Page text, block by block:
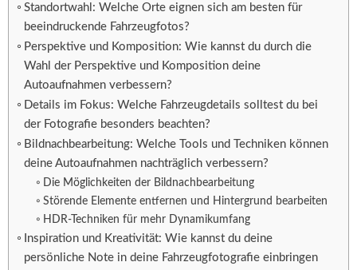
Standortwahl: Welche Orte eignen sich am besten für
beeindruckende Fahrzeugfotos?
Perspektive und Komposition: Wie kannst du durch die
Wahl der Perspektive und Komposition deine
Autoaufnahmen verbessern?
Details im Fokus: Welche Fahrzeugdetails solltest du bei
der Fotografie besonders beachten?
Bildnachbearbeitung: Welche Tools und Techniken können
deine Autoaufnahmen nachträglich verbessern?
Die Möglichkeiten der Bildnachbearbeitung
Störende Elemente entfernen und Hintergrund bearbeiten
HDR-Techniken für mehr Dynamikumfang
Inspiration und Kreativität: Wie kannst du deine
persönliche Note in deine Fahrzeugfotografie einbringen